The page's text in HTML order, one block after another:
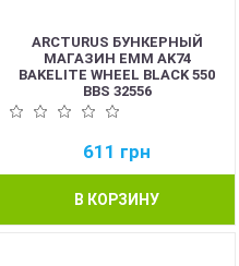
ARCTURUS БУНКЕРНЫЙ
МАГАЗИН EMM AK74
BAKELITE WHEEL BLACK 550
BBS 32556
611 грн
В КОРЗИНУ